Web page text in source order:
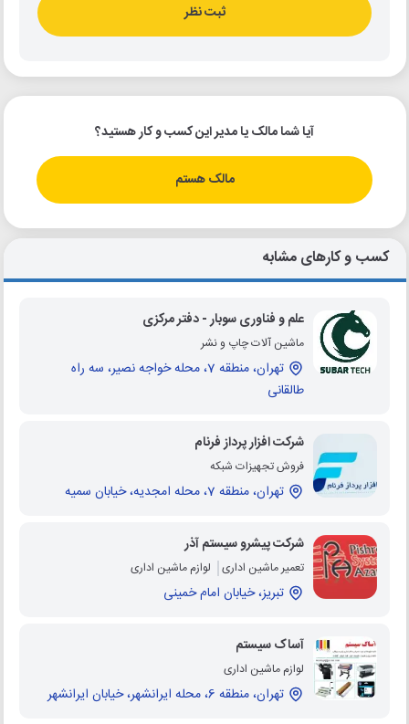
ثبت نظر
آیا شما مالک یا مدیر این کسب و کار هستید؟
مالک هستم
کسب و کارهای مشابه
علم و فناوری سوبار - دفتر مرکزی
ماشین آلات چاپ و نشر
تهران، منطقه 7، محله خواجه نصیر، سه راه
طالقانی
شرکت افزار پرداز فرنام
فروش تجهیزات شبکه
تهران، منطقه 7، محله امجدیه، خیابان سمیه
شرکت پیشرو سیستم آذر
تعمیر ماشین اداری لوازم ماشین اداری
تبریز، خیابان امام خمینی
آساک سیستم
لوازم ماشین اداری
تهران، منطقه 6، محله ایرانشهر، خیابان ایرانشهر